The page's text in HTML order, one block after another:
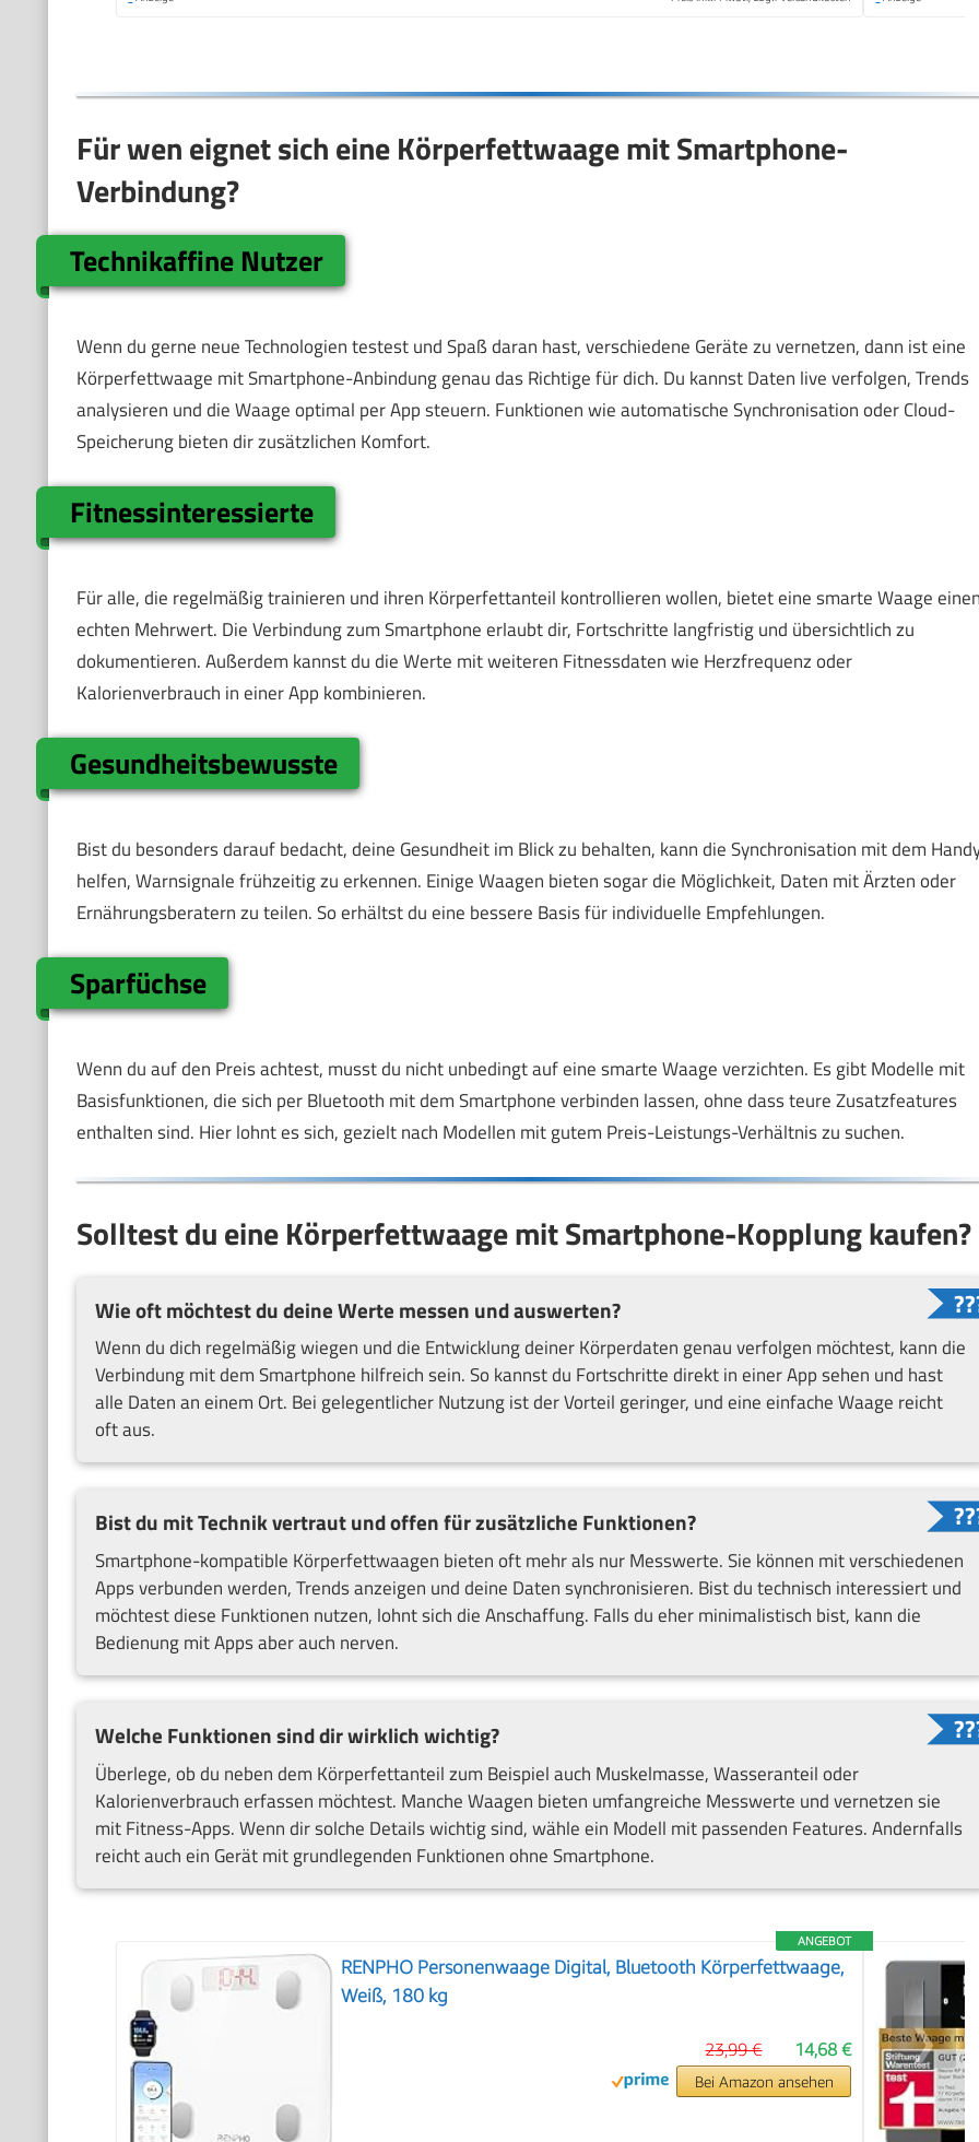
Für wen eignet sich eine Körperfettwaage mit Smartphone-
Verbindung?
Technikaffine Nutzer
Wenn du gerne neue Technologien testest und Spaß daran hast, verschiedene Geräte zu vernetzen, dann ist eine
Körperfettwaage mit Smartphone-Anbindung genau das Richtige für dich. Du kannst Daten live verfolgen, Trends
analysieren und die Waage optimal per App steuern. Funktionen wie automatische Synchronisation oder Cloud-
Speicherung bieten dir zusätzlichen Komfort.
Fitnessinteressierte
Für alle, die regelmäßig trainieren und ihren Körperfettanteil kontrollieren wollen, bietet eine smarte Waage
echten Mehrwert. Die Verbindung zum Smartphone erlaubt dir, Fortschritte langfristig und übersichtlich zu
dokumentieren. Außerdem kannst du die Werte mit weiteren Fitnessdaten wie Herzfrequenz oder
Kalorienverbrauch in einer App kombinieren.
Gesundheitsbewusste
Bist du besonders darauf bedacht, deine Gesundheit im Blick zu behalten, kann die Synchronisation mit dem
helfen, Warnsignale frühzeitig zu erkennen. Einige Waagen bieten sogar die Möglichkeit, Daten mit Ärzten oder
Ernährungsberatern zu teilen. So erhältst du eine bessere Basis für individuelle Empfehlungen.
Sparfüchse
Wenn du auf den Preis achtest, musst du nicht unbedingt auf eine smarte Waage verzichten. Es gibt Modelle mit
Basisfunktionen, die sich per Bluetooth mit dem Smartphone verbinden lassen, ohne dass teure Zusatzfeatures
enthalten sind. Hier lohnt es sich, gezielt nach Modellen mit gutem Preis-Leistungs-Verhältnis zu suchen.
Solltest du eine Körperfettwaage mit Smartphone-Kopplung kaufen?
Wie oft möchtest du deine Werte messen und auswerten?
Wenn du dich regelmäßig wiegen und die Entwicklung deiner Körperdaten genau verfolgen möchtest, kann die
Verbindung mit dem Smartphone hilfreich sein. So kannst du Fortschritte direkt in einer App sehen und hast
alle Daten an einem Ort. Bei gelegentlicher Nutzung ist der Vorteil geringer, und eine einfache Waage reicht
oft aus.
Bist du mit Technik vertraut und offen für zusätzliche Funktionen?
Smartphone-kompatible Körperfettwaagen bieten oft mehr als nur Messwerte. Sie können mit verschiedenen
Apps verbunden werden, Trends anzeigen und deine Daten synchronisieren. Bist du technisch interessiert und
möchtest diese Funktionen nutzen, lohnt sich die Anschaffung. Falls du eher minimalistisch bist, kann die
Bedienung mit Apps aber auch nerven.
Welche Funktionen sind dir wirklich wichtig?
Überlege, ob du neben dem Körperfettanteil zum Beispiel auch Muskelmasse, Wasseranteil oder
Kalorienverbrauch erfassen möchtest. Manche Waagen bieten umfangreiche Messwerte und vernetzen sie
mit Fitness-Apps. Wenn dir solche Details wichtig sind, wähle ein Modell mit passenden Features. Andernfalls
reicht auch ein Gerät mit grundlegenden Funktionen ohne Smartphone.
ANGEBOT
RENPHO Personenwaage Digital, Bluetooth Körperfettwaage,
Weiß, 180 kg
14,68 €
23,99 €
Bei Amazon ansehen
❯